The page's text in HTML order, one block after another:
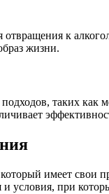
к
жизни.
таких как
имеет свои
при